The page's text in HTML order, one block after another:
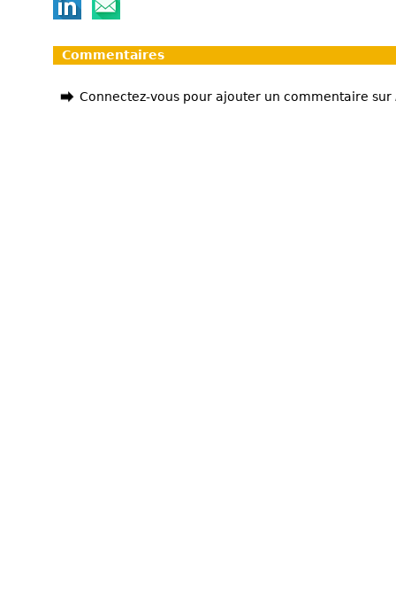
Commentaires
Connectez-vous pour ajouter un commentaire sur